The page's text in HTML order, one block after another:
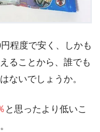
程度で安く、しかも
ることから、誰でも
ないでしょうか。
と思ったより低いこ